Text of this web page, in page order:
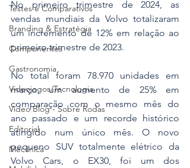
Testes e Comparativos
Branding & Estratégia
Componentes
Gastronomia
Videojogos/Tecnologia
Vídeo Blog - Sobre Rodas
Editorial
Mecânica
No primeiro trimestre de 2024, as
vendas mundiais da Volvo totalizaram
um incremento de 12% em relação ao
primeiro trimestre de 2023.
No total foram 78.970 unidades em
março, um aumento de 25% em
comparação com o mesmo mês do
ano passado e um recorde histórico
atingido num único mês. O novo
pequeno SUV totalmente elétrico da
Volvo Cars, o EX30, foi um dos